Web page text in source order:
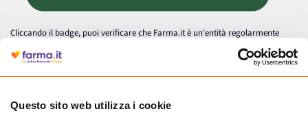
Questo sito web utilizza i cookie
Cliccando il badge, puoi verificare che Farma.it è un'entità regolarmente
autorizzata dal Ministero della Salute a effettuare la vendita online di
medicinali.